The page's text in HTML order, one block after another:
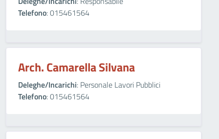
Telefono: 015461564
Arch. Camarella Silvana
Deleghe/Incarichi: Personale Lavori Pubblici
Telefono: 015461564